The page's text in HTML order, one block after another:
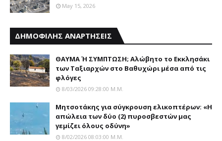
May 15, 2026
ΔΗΜΟΦΙΛΗΣ ΑΝΑΡΤΗΣΕΙΣ
ΘΑΥΜΑ Ή ΣΥΜΠΤΩΣΗ; Aλώβητο το Eκκλησάκι
των Tαξιαρχών στο Bαθυχώρι μέσα από τις
φλόγες
8/03/2026 09:28:00 Μ.μ.
Μητσοτάκης για σύγκρουση ελικοπτέρων: «Η
απώλεια των δύο (2) πυροσβεστών μας
γεμίζει όλους οδύνη»
8/02/2026 08:03:00 Μ.μ.